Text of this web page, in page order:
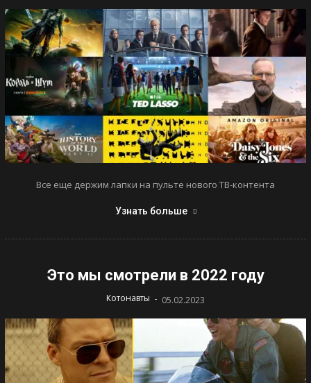
Все еще держим лапки на пульте нового ТВ-контента
Узнать больше
Это мы смотрели в 2022 году
Котонавты - 05.02.2023